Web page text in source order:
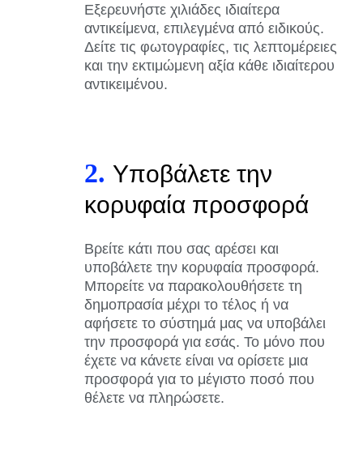
Εξερευνήστε χιλιάδες ιδιαίτερα
αντικείμενα, επιλεγμένα από ειδικούς.
Δείτε τις φωτογραφίες, τις λεπτομέρειες
και την εκτιμώμενη αξία κάθε ιδιαίτερου
αντικειμένου.
2. Υποβάλετε την
κορυφαία προσφορά
Βρείτε κάτι που σας αρέσει και
υποβάλετε την κορυφαία προσφορά.
Μπορείτε να παρακολουθήσετε τη
δημοπρασία μέχρι το τέλος ή να
αφήσετε το σύστημά μας να υποβάλει
την προσφορά για εσάς. Το μόνο που
έχετε να κάνετε είναι να ορίσετε μια
προσφορά για το μέγιστο ποσό που
θέλετε να πληρώσετε.